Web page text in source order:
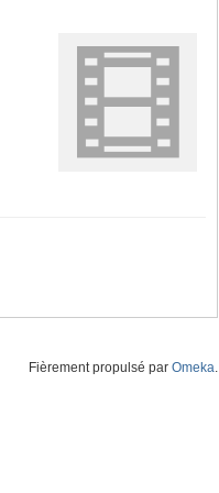
Fièrement propulsé par Omeka.